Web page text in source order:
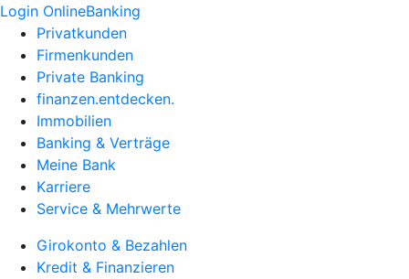
Login OnlineBanking
Privatkunden
Firmenkunden
Private Banking
finanzen.entdecken.
Immobilien
Banking & Verträge
Meine Bank
Karriere
Service & Mehrwerte
Girokonto & Bezahlen
Kredit & Finanzieren